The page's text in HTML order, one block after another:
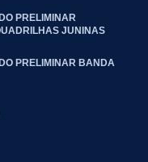
PRELIMINAR
JUNINAS
PRELIMINAR BANDA